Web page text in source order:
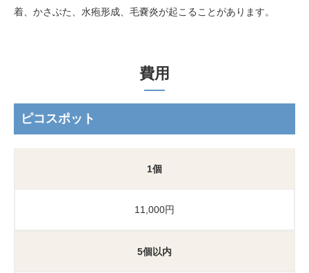
着、かさぶた、水疱形成、毛嚢炎が起こることがあります。
費用
ピコスポット
1個
11,000円
5個以内